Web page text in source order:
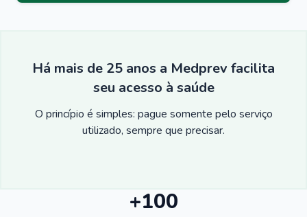
Há mais de 25 anos a Medprev facilita
seu acesso à saúde
O princípio é simples: pague somente pelo serviço
utilizado, sempre que precisar.
+100